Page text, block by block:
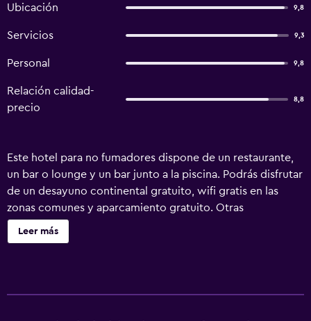
Ubicación 9,8
Servicios 9,3
Personal 9,8
Relación calidad-
precio
8,8
Este hotel para no fumadores dispone de un restaurante,
un bar o lounge y un bar junto a la piscina. Podrás disfrutar
de un desayuno continental gratuito, wifi gratis en las
zonas comunes y aparcamiento gratuito. Otras
instalaciones incluyen un bar-cafetería, café o té en las
zonas comunes y servicios de spa. La Perla Villas and
Leer más